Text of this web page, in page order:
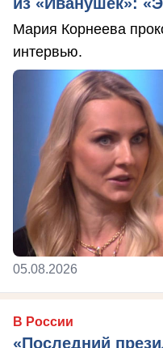
из «Иванушек»:
Мария Корнеева
интервью.
05.08.2026
В России
«Последний